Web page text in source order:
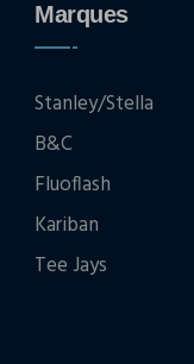
Marques
Stanley/Stella
B&C
Fluoflash
Kariban
Tee Jays